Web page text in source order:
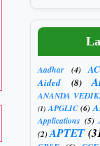
Aadhar (4)
Aided
(8)
ANANDA
(1) APGLIC (6)
Applications (5)
(2)APTET